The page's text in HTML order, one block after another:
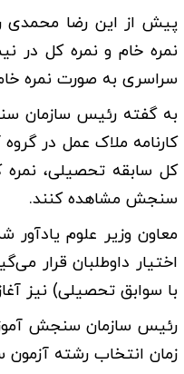
پیش از این رضا محمدی
سراسری به صورت نمره
به گفته رئیس سازمان
کارنامه ملاک عمل در
کل سابقه تحصیلی،
سنجش مشاهده کنند.
با سوابق تحصیلی) نیز آغاز می‌شود.
زمان انتخاب رشته آزمون سراسری سال ۱۴۰۴ از ۹ تا